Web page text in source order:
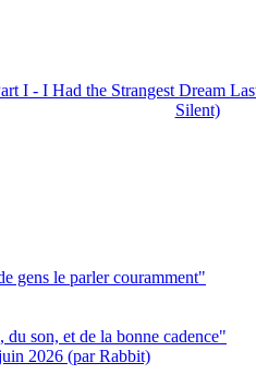
gens le parler couramment"
son, et de la bonne cadence"
2026 (par Rabbit)